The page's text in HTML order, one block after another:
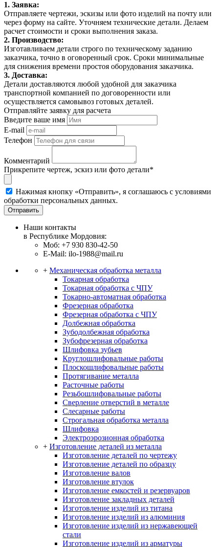
1. Заявка:
Отправляете чертежи, эскизы или фото изделий на почту или
через форму на сайте. Уточняем технические детали. Делаем
расчет стоимости и сроки выполнения заказа.
2. Производство:
Изготавливаем детали строго по техническому заданию
заказчика, точно в оговоренный срок. Сроки минимальные
для снижения времени простоя оборудования заказчика.
3. Доставка:
Детали доставляются любой удобной для заказчика
транспортной компанией по договоренности или
осуществляется самовывоз готовых деталей.
Отправляйте заявку для расчета
Введите ваше имя
E-mail
Телефон
Комментарий
Прикрепите чертеж, эскиз или фото детали*
Нажимая кнопку «Отправить», я соглашаюсь с условиями
обработки персональных данных.
Отправить
Наши контакты
в Республике Мордовия:
Моб: +7 930 830-42-50
E-Mail: ilo-1988@mail.ru
+ Механическая обработка металла
Токарная обработка
Токарная обработка с ЧПУ
Токарно-автоматная обработка
Фрезерная обработка
Фрезерная обработка c ЧПУ
Долбежная обработка
Зубодолбежная обработка
Зубофрезерная обработка
Шлифовка зубьев
Круглошлифовальные работы
Плоскошлифовальные работы
Протягивание металла
Расточные работы
Резьбошлифовальные работы
Сверление отверстий в металле
Слесарные работы
Строгальная обработка металла
Шлифовка
Электроэрозионная обработка
+ Изготовление деталей из металла
Изготовление деталей по чертежу
Изготовление деталей по образцу
Изготовление валов
Изготовление втулок
Изготовление емкостей и резервуаров
Изготовление закладных деталей
Изготовление изделий из титана
Изготовление изделий из алюминия
Изготовление изделий из нержавеющей
стали
Изготовление изделий из арматуры